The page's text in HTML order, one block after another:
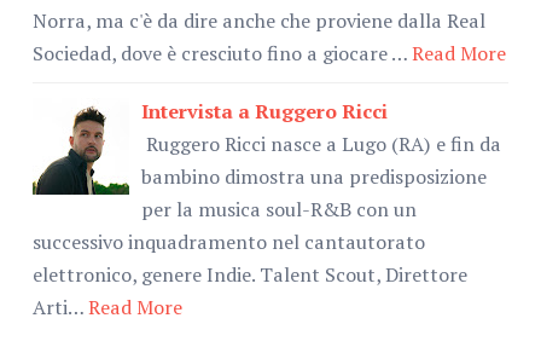
Norra, ma c'è da dire anche che proviene dalla Real
Sociedad, dove è cresciuto fino a giocare …Read More
Intervista a Ruggero Ricci
Ruggero Ricci nasce a Lugo (RA) e fin da
bambino dimostra una predisposizione
per la musica soul-R&B con un
successivo inquadramento nel cantautorato
elettronico, genere Indie. Talent Scout, Direttore
Arti…Read More